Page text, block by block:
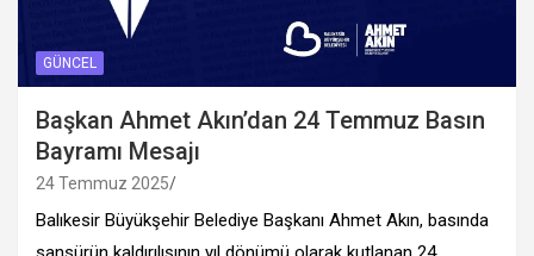
GÜNCEL
Başkan Ahmet Akın’dan 24 Temmuz Basın
Bayramı Mesajı
24 Temmuz 2025
Balıkesir Büyükşehir Belediye Başkanı Ahmet Akın, basında